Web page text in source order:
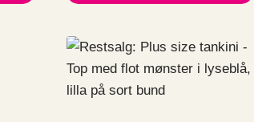
vare
flere
varianter.